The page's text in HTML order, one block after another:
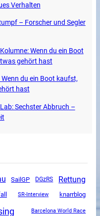
Verhalten
– Forscher und Segler
Wenn du ein Boot
gehört hast
du ein Boot kaufst,
hast
Sechster Abbruch –
SailGP DGzRS Rettung
SR-Interview knarrblog
Barcelona World Race